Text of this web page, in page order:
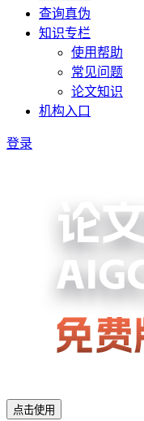
查询真伪
知识专栏
使用帮助
常见问题
论文知识
机构入口
登录
点击使用